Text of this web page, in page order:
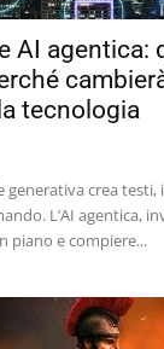
AI agentica:
tecnologia
generativa crea
L’AI agentica,
piano e compiere...